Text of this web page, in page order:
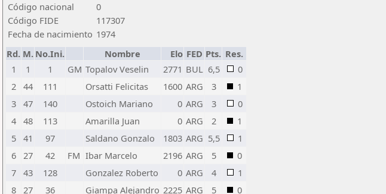
Código nacional
0
Código FIDE
117307
Fecha de nacimiento 1974
Rd. M. No.Ini. Nombre Elo FED Pts. Res.
1
1 1 GM Topalov Veselin 2771 BUL 6,5
0
2 44 111 Orsatti Felicitas 1600 ARG 3
1
3 47 140 Ostoich Mariano 0 ARG 3
0
4 48 113 Amarilla Juan 0 ARG 2
1
5 41 97 Saldano Gonzalo 1803 ARG 5,5
1
6 27 42 FM Ibar Marcelo 2196 ARG 5
0
7 43 128 Gonzalez Roberto 0 ARG 4
1
8 27 36 Giampa Alejandro 2225 ARG 5 0